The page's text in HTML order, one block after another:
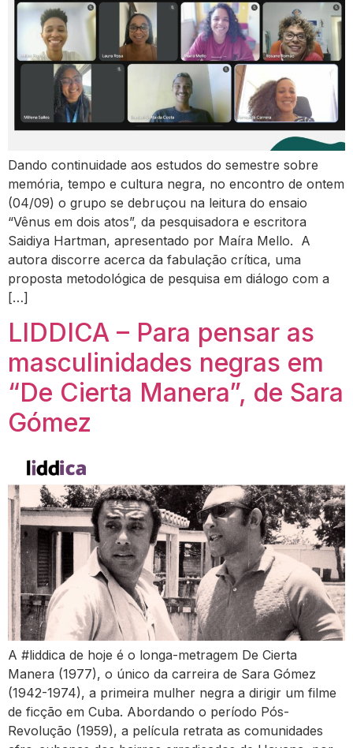
Dando continuidade aos estudos do semestre sobre
memória, tempo e cultura negra, no encontro de ontem
(04/09) o grupo se debruçou na leitura do ensaio
“Vênus em dois atos”, da pesquisadora e escritora
Saidiya Hartman, apresentado por Maíra Mello. A
autora discorre acerca da fabulação crítica, uma
proposta metodológica de pesquisa em diálogo com a
[…]
LIDDICA – Para pensar as
masculinidades negras em
“De Cierta Manera”, de Sara
Gómez
A #liddica de hoje é o longa-metragem De Cierta
Manera (1977), o único da carreira de Sara Gómez
(1942-1974), a primeira mulher negra a dirigir um filme
de ficção em Cuba. Abordando o período Pós-
Revolução (1959), a película retrata as comunidades